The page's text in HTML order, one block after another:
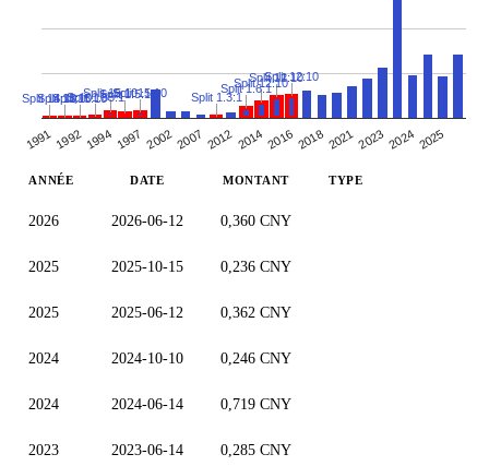
1991 1992 1994 1997 20022007 2012 2014 2016 2018202120232024 2025
Split 14:10
Split 13:10
Split 15:10
Split 1.85:1
Split 15:10
Split 1.5:1
Split 15:10 Split 1.3:1
Split 1.6:1
Split 12:10
Split 12:10
Split 12:10
ANNÉE DATE MONTANT TYPE
2026 2026-06-12 0,360 CNY
2025 2025-10-15 0,236 CNY
2025 2025-06-12 0,362 CNY
2024 2024-10-10 0,246 CNY
2024 2024-06-14 0,719 CNY
2023 2023-06-14 0,285 CNY